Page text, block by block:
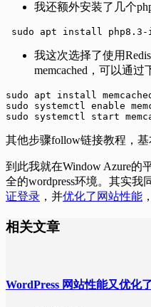
我还额外安装了几个
sudo apt install
我这次选择了使用
memcached，可以通
sudo apt install memcached
sudo systemctl enable
sudo systemctl start
其他步骤follow链接教程，
到此我就在Window Azure的
全的wordpress环境。其实我
证登录 ，并优化了网站性能
相关文章
WordPress 网站性能又优化